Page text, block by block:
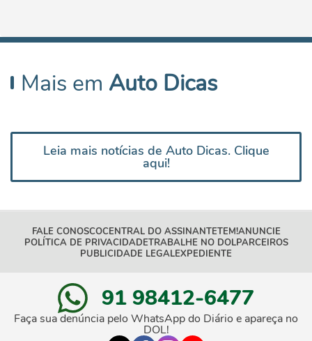
Mais em Auto Dicas
Leia mais notícias de Auto Dicas. Clique
aqui!
FALE CONOSCOCENTRAL DO ASSINANTETEM!ANUNCIE
POLÍTICA DE PRIVACIDADETRABALHE NO DOLPARCEIROS
PUBLICIDADE LEGALEXPEDIENTE
91 98412-6477
Faça sua denúncia pelo WhatsApp do Diário e apareça no
DOL!